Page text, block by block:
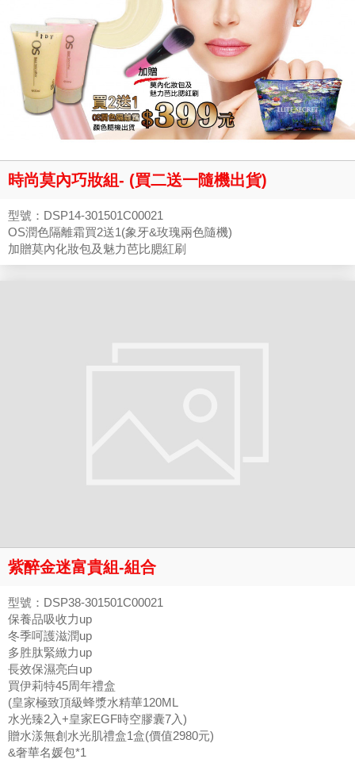
時尚莫內巧妝組- (買二送一隨機出貨)
型號：DSP14-301501C00021
OS潤色隔離霜買2送1(象牙&玫瑰兩色隨機)
加贈莫內化妝包及魅力芭比腮紅刷
紫醉金迷富貴組-組合
型號：DSP38-301501C00021
保養品吸收力up
冬季呵護滋潤up
多胜肽緊緻力up
長效保濕亮白up
買伊莉特45周年禮盒
(皇家極致頂級蜂漿水精華120ML
水光臻2入+皇家EGF時空膠囊7入)
贈水漾無創水光肌禮盒1盒(價值2980元)
&奢華名媛包*1